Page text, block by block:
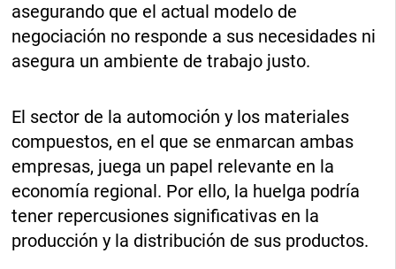
asegurando que el actual modelo de
negociación no responde a sus necesidades ni
asegura un ambiente de trabajo justo.
El sector de la automoción y los materiales
compuestos, en el que se enmarcan ambas
empresas, juega un papel relevante en la
economía regional. Por ello, la huelga podría
tener repercusiones significativas en la
producción y la distribución de sus productos.